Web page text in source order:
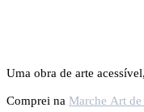
Uma obra de arte
Comprei na Marche Art de